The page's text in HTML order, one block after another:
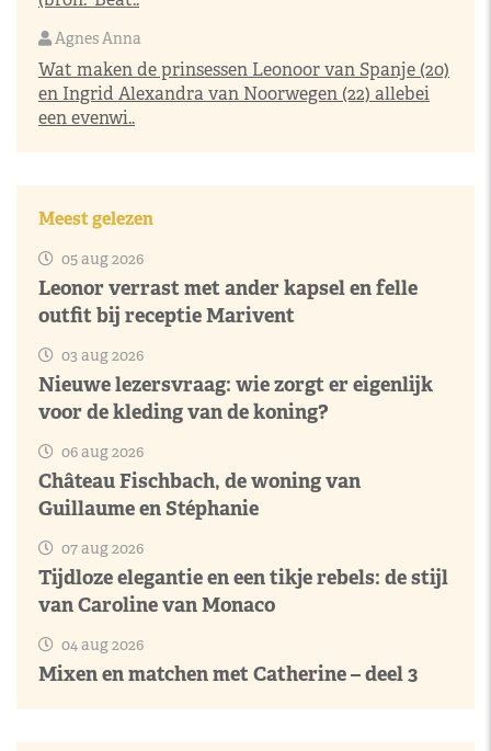
Agnes Anna
Wat maken de prinsessen Leonoor van Spanje (20)
en Ingrid Alexandra van Noorwegen (22) allebei
een evenwi..
Meest gelezen
05 aug 2026
Leonor verrast met ander kapsel en felle
outfit bij receptie Marivent
03 aug 2026
Nieuwe lezersvraag: wie zorgt er eigenlijk
voor de kleding van de koning?
06 aug 2026
Château Fischbach, de woning van
Guillaume en Stéphanie
07 aug 2026
Tijdloze elegantie en een tikje rebels: de stijl
van Caroline van Monaco
04 aug 2026
Mixen en matchen met Catherine – deel 3